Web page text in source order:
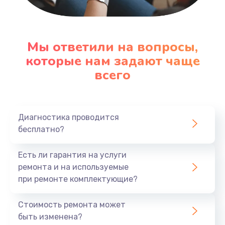
Заказать
Ремонт подсветки
Заказать
930 руб.
Заказать
Мы ответили на вопросы,
которые нам задают чаще
всего
Диагностика проводится
бесплатно?
Есть ли гарантия на услуги
ремонта и на используемые
при ремонте комплектующие?
Стоимость ремонта может
быть изменена?